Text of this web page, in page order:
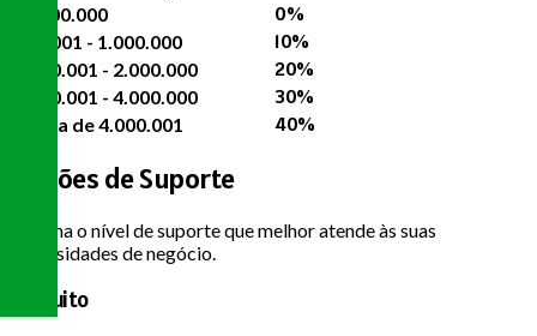
0 - 500.000
0%
500.001 - 1.000.000 10%
1.000.001 - 2.000.000 20%
2.000.001 - 4.000.000 30%
Acima de 4.000.001 40%
Opções deSuporte
Escolha o nível de suporte que melhor atende às suas
necessidades de negócio.
Gratuito